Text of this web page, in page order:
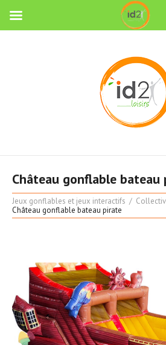
Château gonflable bateau
Jeux gonflables et jeux interactifs
Château gonflable bateau pirate